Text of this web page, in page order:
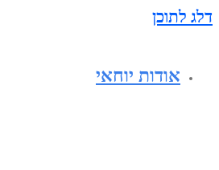
דלג לתוכן
אודות יוחאי